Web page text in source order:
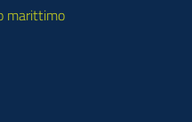
marittimo